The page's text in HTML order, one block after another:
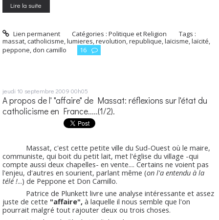
Lire la suite
Lien permanent Catégories :Politique et Religion
Tags :
massat catholicisme lumieres revolution republique laïcisme laïcité
peppone don camillo 16
jeudi 10 septembre 2009 00h05
A propos de l' "affaire" de Massat: réflexions sur l'état du
catholicisme en France.....(1/2).
Massat, c'est cette petite ville du Sud-Ouest où le maire,
communiste, qui boit du petit lait, met l'église du village -qui
compte aussi deux chapelles- en vente.... Certains ne voient pas
l'enjeu, d'autres en sourient, parlant même (on l'a entendu à la
télé !...) de Peppone et Don Camillo.
Patrice de Plunkett livre une analyse intéressante et assez
juste de cette "affaire", à laquelle il nous semble que l'on
pourrait malgré tout rajouter deux ou trois choses.